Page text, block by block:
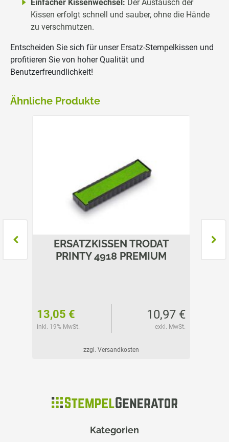
Einfacher Kissenwechsel: Der Austausch der
Kissen erfolgt schnell und sauber, ohne die Hände
zu verschmutzen.
Entscheiden Sie sich für unser Ersatz-Stempelkissen und
profitieren Sie von hoher Qualität und
Benutzerfreundlichkeit!
Ähnliche Produkte
ERSATZKISSEN TRODAT
PRINTY 4918 PREMIUM
13,05 €
inkl. 19% MwSt.
10,97 €
exkl. MwSt.
zzgl. Versandkosten
Kategorien